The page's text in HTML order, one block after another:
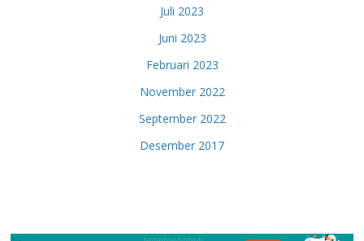
Juli 2023
Juni 2023
Februari 2023
November 2022
September 2022
Desember 2017